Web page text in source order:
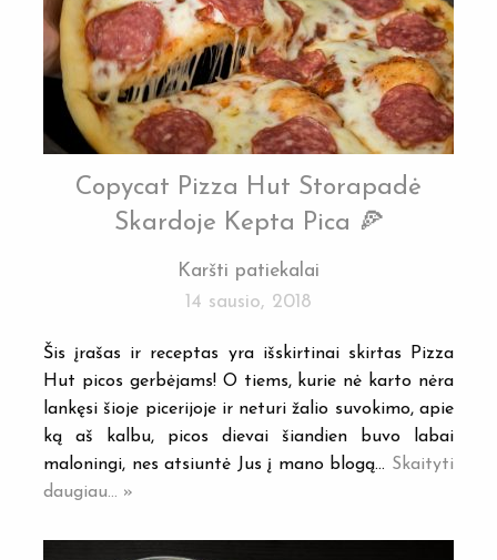
Copycat Pizza Hut Storapadė
Skardoje Kepta Pica 🍕
Karšti patiekalai
14 sausio, 2018
Šis įrašas ir receptas yra išskirtinai skirtas Pizza
Hut picos gerbėjams! O tiems, kurie nė karto nėra
lankęsi šioje picerijoje ir neturi žalio suvokimo, apie
ką aš kalbu, picos dievai šiandien buvo labai
maloningi, nes atsiuntė Jus į mano blogą… Skaityti
daugiau... »